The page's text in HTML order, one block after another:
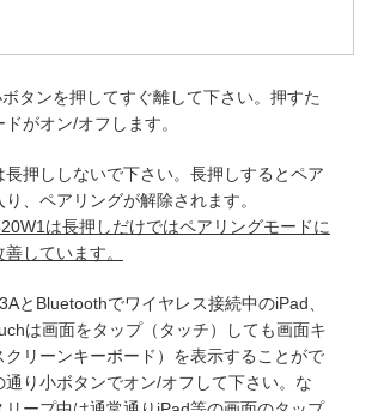
タンを押してすぐ離して下さい。押すた
がオン/オフします。
押ししないで下さい。長押しするとペア
、ペアリングが解除されます。
は長押しだけではペアリングモードに
しています。
とBluetoothでワイヤレス接続中のiPad、
は画面をタップ（タッチ）しても画面キ
クリーンキーボード）を表示することがで
通り小ボタンでオン/オフして下さい。な